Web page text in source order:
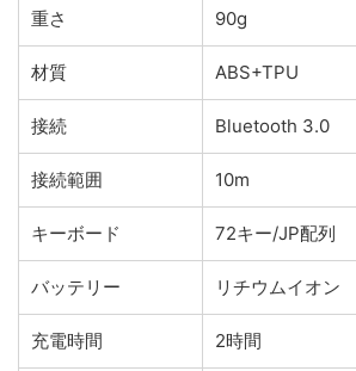
重さ 90g
材質 ABS+TPU
接続 Bluetooth 3.0
接続範囲 10m
キーボード 72キー/JP配列
バッテリー リチウムイオン
充電時間 2時間